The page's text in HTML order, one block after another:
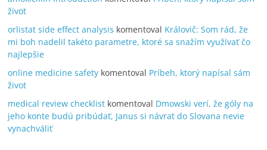
život
orlistat side effect analysis komentoval Královič: Som rád, že
mi boh nadelil takéto parametre, ktoré sa snažím využívať čo
najlepšie
online medicine safety komentoval Príbeh, ktorý napísal sám
život
medical review checklist komentoval Dmowski verí, že góly na
jeho konte budú pribúdať, Janus si návrat do Slovana nevie
vynachváliť